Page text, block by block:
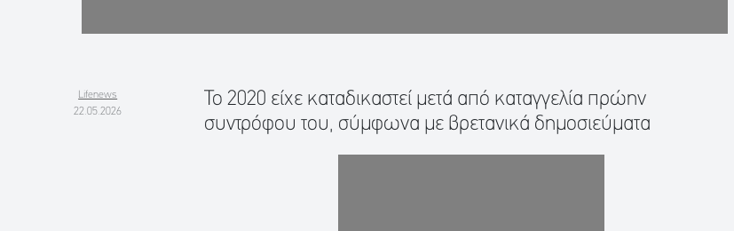
Lifenews
22.05.2026
Το 2020 είχε καταδικαστεί μετά από καταγγελία πρώην
συντρόφου του, σύμφωνα με βρετανικά δημοσιεύματα